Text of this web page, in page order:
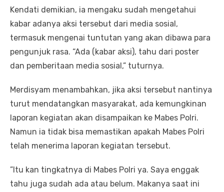
Kendati demikian, ia mengaku sudah mengetahui
kabar adanya aksi tersebut dari media sosial,
termasuk mengenai tuntutan yang akan dibawa para
pengunjuk rasa. “Ada (kabar aksi), tahu dari poster
dan pemberitaan media sosial,” tuturnya.
Merdisyam menambahkan, jika aksi tersebut nantinya
turut mendatangkan masyarakat, ada kemungkinan
laporan kegiatan akan disampaikan ke Mabes Polri.
Namun ia tidak bisa memastikan apakah Mabes Polri
telah menerima laporan kegiatan tersebut.
”Itu kan tingkatnya di Mabes Polri ya. Saya enggak
tahu juga sudah ada atau belum. Makanya saat ini